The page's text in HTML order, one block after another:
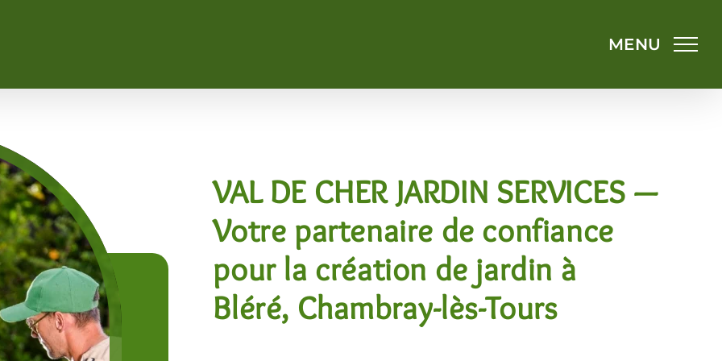
VAL DE CHER JARDIN SERVICES —
Votre partenaire de confiance
pour la création de jardin à
Bléré, Chambray-lès-Tours